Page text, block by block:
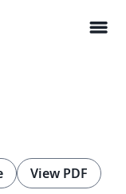
menu
View PDF